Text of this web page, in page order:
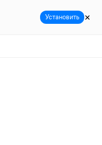
Установить ✕